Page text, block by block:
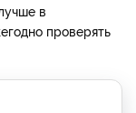
в
проверять